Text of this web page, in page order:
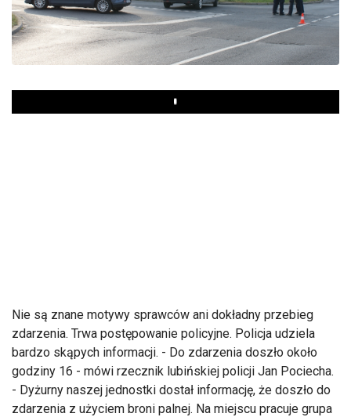
Play
Nie są znane motywy sprawców ani dokładny przebieg
zdarzenia. Trwa postępowanie policyjne. Policja udziela
bardzo skąpych informacji. - Do zdarzenia doszło około
godziny 16 - mówi rzecznik lubińskiej policji Jan Pociecha.
- Dyżurny naszej jednostki dostał informację, że doszło do
zdarzenia z użyciem broni palnej. Na miejscu pracuje grupa